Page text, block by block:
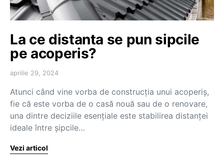
La ce distanta se pun sipcile
pe acoperis?
aprilie 29, 2024
Atunci când vine vorba de construcția unui acoperiș,
fie că este vorba de o casă nouă sau de o renovare,
una dintre deciziile esențiale este stabilirea distanței
ideale între șipcile…
Vezi articol